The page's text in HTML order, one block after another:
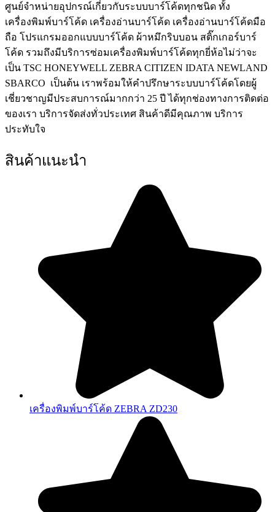
ศูนย์จําหน่ายอุปกรณ์เกี่ยวกับระบบบาร์โค้ดทุกชนิด ทั้ง
เครื่องพิมพ์บาร์โค้ด เครื่องอ่านบาร์โค้ด เครื่องอ่านบาร์โค้ดมือ
ถือ โปรแกรมออกแบบบาร์โค้ด ผ้าหมึกริบบอน สติ๊กเกอร์บาร์
โค้ด รวมถึงมีบริการซ่อมเครื่องพิมพ์บาร์โค้ดทุกยี่ห้อไม่ว่าจะ
เป็น TSC HONEYWELL ZEBRA CITIZEN IDATA NEWLAND
SBARCO เป็นต้น เราพร้อมให้คำปรึกษาระบบบาร์โค้ดโดยผู้
เชี่ยวชาญมีประสบการณ์มากกว่า 25 ปี ได้ทุกช่องทางการติดต่อ
ของเรา บริการจัดส่งทั่วประเทศ สินค้าดีมีคุณภาพ บริการ
ประทับใจ
สินค้าแนะนำ
เครื่องพิมพ์บาร์โค้ด ZEBRA ZD230